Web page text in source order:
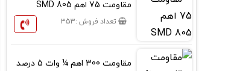
مقاومت 75 اهم SMD 805
تعداد فروش :353
مقاومت 300 اهم ¼ وات 5 درصد